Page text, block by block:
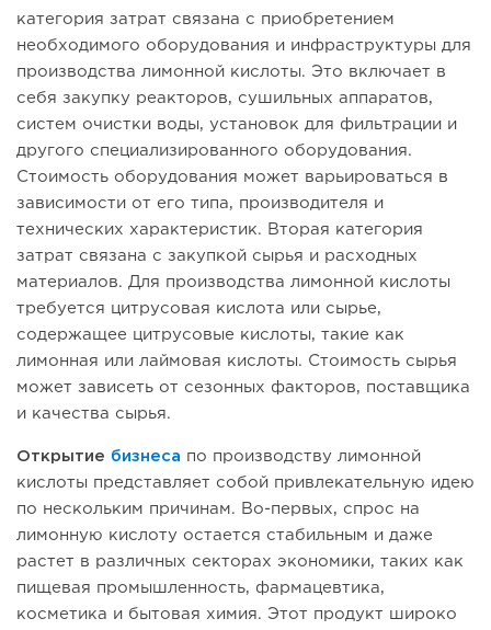
категория затрат связана с приобретением
необходимого оборудования и инфраструктуры для
производства лимонной кислоты. Это включает в
себя закупку реакторов, сушильных аппаратов,
систем очистки воды, установок для фильтрации и
другого специализированного оборудования.
Стоимость оборудования может варьироваться в
зависимости от его типа, производителя и
технических характеристик. Вторая категория
затрат связана с закупкой сырья и расходных
материалов. Для производства лимонной кислоты
требуется цитрусовая кислота или сырье,
содержащее цитрусовые кислоты, такие как
лимонная или лаймовая кислоты. Стоимость сырья
может зависеть от сезонных факторов, поставщика
и качества сырья.
Открытие бизнеса по производству лимонной
кислоты представляет собой привлекательную идею
по нескольким причинам. Во-первых, спрос на
лимонную кислоту остается стабильным и даже
растет в различных секторах экономики, таких как
пищевая промышленность, фармацевтика,
косметика и бытовая химия. Этот продукт широко